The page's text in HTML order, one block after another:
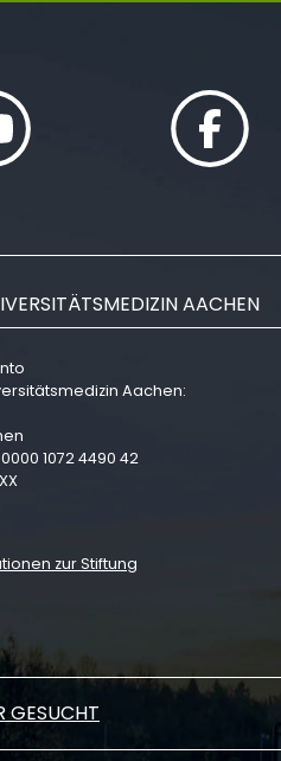
AACHEN
Aachen:
1072 4490 42
zur Stiftung
GESUCHT